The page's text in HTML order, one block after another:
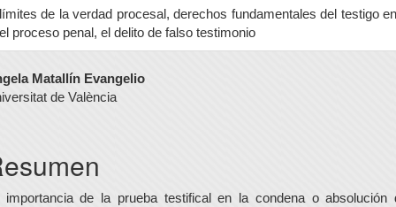
límites de la verdad procesal, derechos fundamentales del testigo en
el proceso penal, el delito de falso testimonio
Matallín Evangelio
de València
importancia de la prueba testifical en la condena o absolución